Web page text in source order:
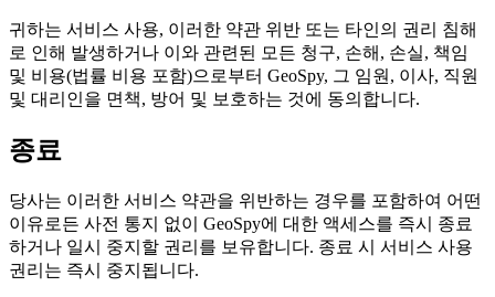
귀하는 서비스 사용, 이러한 약관 위반 또는 타인의 권리 침해
로 인해 발생하거나 이와 관련된 모든 청구, 손해, 손실, 책임
및 비용(법률 비용 포함)으로부터 GeoSpy, 그 임원, 이사, 직원
및 대리인을 면책, 방어 및 보호하는 것에 동의합니다.
종료
당사는 이러한 서비스 약관을 위반하는 경우를 포함하여 어떤
이유로든 사전 통지 없이 GeoSpy에 대한 액세스를 즉시 종료
하거나 일시 중지할 권리를 보유합니다. 종료 시 서비스 사용
권리는 즉시 중지됩니다.